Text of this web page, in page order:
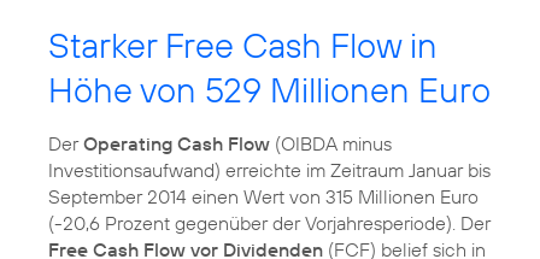
Starker Free Cash Flow in
Höhe von 529 Millionen Euro
DerOperating Cash Flow (OIBDA minus
Investitionsaufwand) erreichte im Zeitraum Januar bis
September 2014 einen Wert von 315 Millionen Euro
(-20,6 Prozent gegenüber der Vorjahresperiode). Der
Free Cash Flow vor Dividenden (FCF) belief sich in